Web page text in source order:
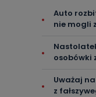
Auto
nie mogli
osobówki
Uważaj
z